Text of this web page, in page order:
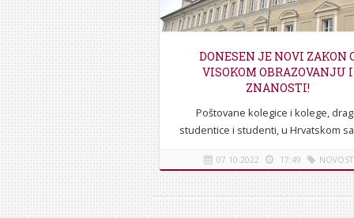
DONESEN JE NOVI ZAKON
VISOKOM OBRAZOVANJU I
ZNANOSTI!
Poštovane kolegice i kolege,
studentice i studenti, u Hrvatskom
obrazovanju i znanstvenoj djelatnosti.
07.10.2022 17:49 NOVOSTI